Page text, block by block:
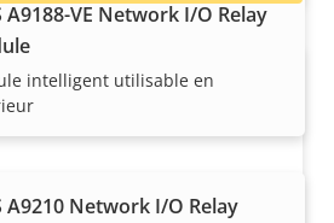
A9188-VE Network I/O Relay
intelligent utilisable en
A9210 Network I/O Relay